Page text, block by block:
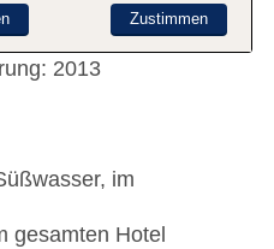
Uhr
2013
im
gesamten Hotel
Zustimmen